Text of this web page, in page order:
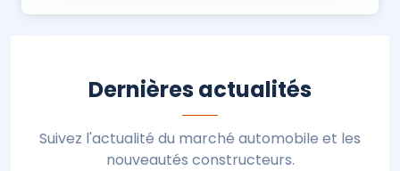
Dernières actualités
Suivez l'actualité du marché automobile et les
nouveautés constructeurs.